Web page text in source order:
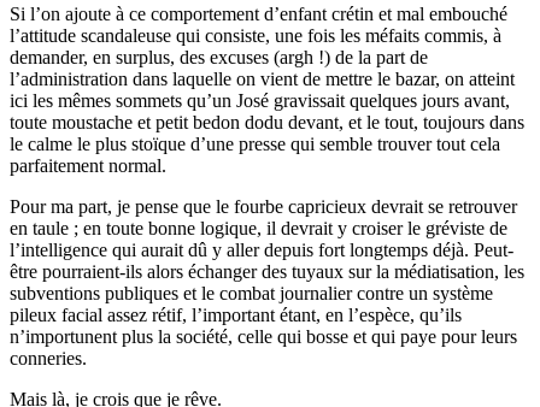
Si l’on ajoute à ce comportement d’enfant crétin et mal embouché
l’attitude scandaleuse qui consiste, une fois les méfaits commis, à
demander, en surplus, des excuses (argh !) de la part de
l’administration dans laquelle on vient de mettre le bazar, on atteint
ici les mêmes sommets qu’un José gravissait quelques jours avant,
toute moustache et petit bedon dodu devant, et le tout, toujours dans
le calme le plus stoïque d’une presse qui semble trouver tout cela
parfaitement normal.
Pour ma part, je pense que le fourbe capricieux devrait se retrouver
en taule ; en toute bonne logique, il devrait y croiser le gréviste de
l’intelligence qui aurait dû y aller depuis fort longtemps déjà. Peut-
être pourraient-ils alors échanger des tuyaux sur la médiatisation, les
subventions publiques et le combat journalier contre un système
pileux facial assez rétif, l’important étant, en l’espèce, qu’ils
n’importunent plus la société, celle qui bosse et qui paye pour leurs
conneries.
Mais là, je crois que je rêve.